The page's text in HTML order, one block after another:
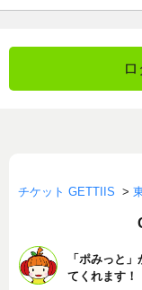
チケット GETTIIS >
「ポみっと
てくれます！